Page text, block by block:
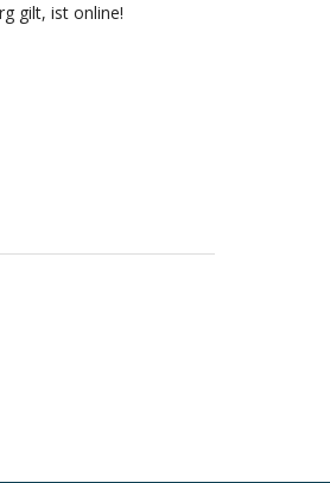
gilt, ist online!